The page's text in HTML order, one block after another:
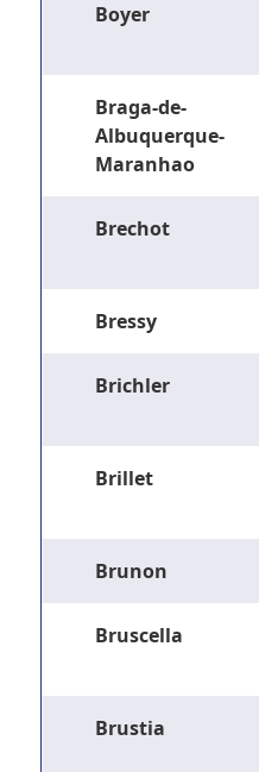
Boyer
Braga-de-
Albuquerque-
Maranhao
Brechot
Bressy
Brichler
Brillet
Brunon
Bruscella
Brustia